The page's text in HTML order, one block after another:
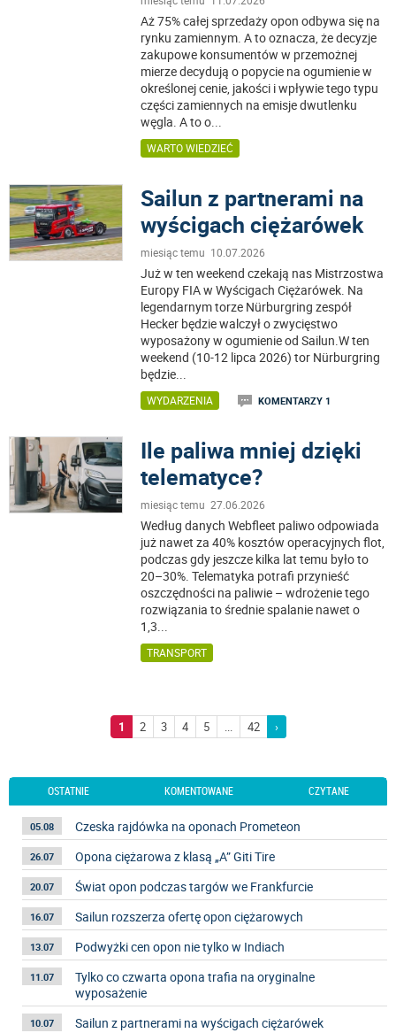
Aż 75% całej sprzedaży opon odbywa się na
rynku zamiennym. A to oznacza, że decyzje
zakupowe konsumentów w przemożnej
mierze decydują o popycie na ogumienie w
określonej cenie, jakości i wpływie tego typu
części zamiennych na emisje dwutlenku
węgla. A to o...
WARTO WIEDZIEĆ
Sailun z partnerami na
wyścigach ciężarówek
miesiąc temu 10.07.2026
Już w ten weekend czekają nas Mistrzostwa
Europy FIA w Wyścigach Ciężarówek. Na
legendarnym torze Nürburgring zespół
Hecker będzie walczył o zwycięstwo
wyposażony w ogumienie od Sailun.W ten
weekend (10-12 lipca 2026) tor Nürburgring
będzie...
WYDARZENIA KOMENTARZY 1
Ile paliwa mniej dzięki
telematyce?
miesiąc temu 27.06.2026
Według danych Webfleet paliwo odpowiada
już nawet za 40% kosztów operacyjnych flot,
podczas gdy jeszcze kilka lat temu było to
20–30%. Telematyka potrafi przynieść
oszczędności na paliwie – wdrożenie tego
rozwiązania to średnie spalanie nawet o
1,3...
TRANSPORT
1 2 3 4 5 ... 42 ›
OSTATNIE KOMENTOWANE CZYTANE
05.08 Czeska rajdówka na oponach Prometeon
26.07 Opona ciężarowa z klasą „A” Giti Tire
20.07 Świat opon podczas targów we Frankfurcie
16.07 Sailun rozszerza ofertę opon ciężarowych
13.07 Podwyżki cen opon nie tylko w Indiach
11.07
Tylko co czwarta opona trafia na oryginalne
wyposażenie
10.07 Sailun z partnerami na wyścigach ciężarówek